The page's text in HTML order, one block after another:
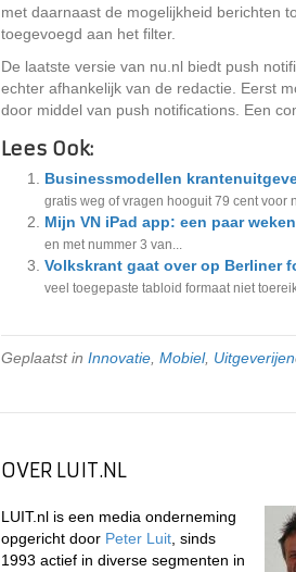
met daarnaast de mogelijkheid berichten
toegevoegd aan het filter.
De laatste versie van nu.nl biedt push
echter afhankelijk van de redactie. Eerst
door middel van push notifications. Een
Lees Ook:
Businessmodellen
gratis weg of vragen hooguit 79 cent voor
Mijn VN iPad app: een paar
en met nummer 3 van...
Volkskrant gaat over op Berliner
veel toegepaste tabloid formaat niet
Geplaatst in Innovatie Mobiel, Uitgeverijen
OVER LUIT.NL
LUIT.nl is een media onderneming
opgericht door Peter Luit , sinds
1993 actief in diverse segmenten in